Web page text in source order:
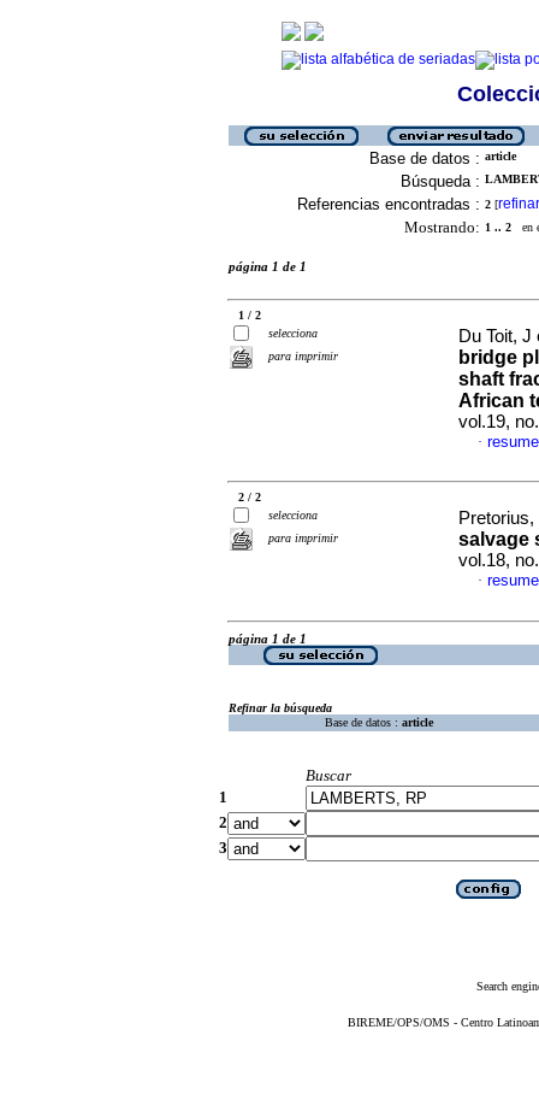
Base de datos : article
Búsqueda :
Referencias encontradas : 2 [refinar
Mostrando: 1 .. 2 en
página 1 de 1
1 / 2
selecciona
para imprimir
Du Toit,
bridge
shaft
African
vol.19,
·
2 / 2
selecciona
para imprimir
salvage
vol.18,
·
página 1 de 1
Refinar la búsqueda
Base de datos : article
Buscar
1
2
3
Search
BIREME/OPS/OMS - Centro